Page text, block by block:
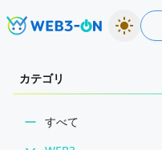
カテゴリ
すべて